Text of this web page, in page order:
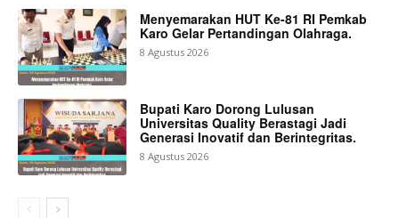
Menyemarakan HUT Ke-81 RI Pemkab
Karo Gelar Pertandingan Olahraga.
8 Agustus 2026
Bupati Karo Dorong Lulusan
Universitas Quality Berastagi Jadi
Generasi Inovatif dan Berintegritas.
8 Agustus 2026